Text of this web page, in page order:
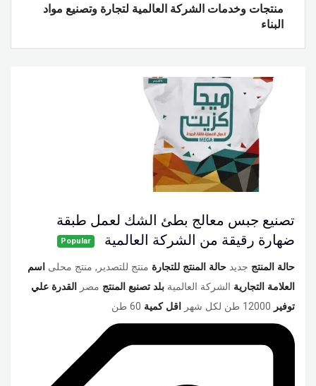
منتجات وخدمات الشركة العالمية لتجارة وتصنيع مواد
البناء
تصنيع جبس معالج بطئ الشك لعمل طبقة
ضهارة رقيقة من الشركة العالمية
Popular
حالة المنتج جديد حالة المنتج للتجارة منتج للتصدير, منتج محلى اسم
العلامة التجارية الشركة العالمية بلد تصنبع المنتج مصر
القدرة علي
توفير 12000 طن لكل شهر اقل كمية 60 طن